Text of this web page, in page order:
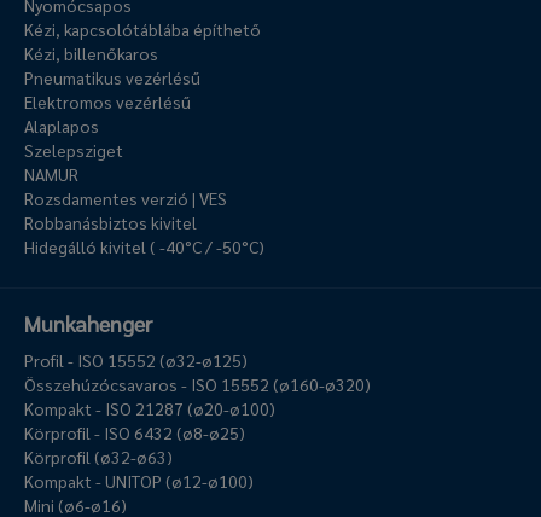
Nyomócsapos
Kézi, kapcsolótáblába építhető
Kézi, billenőkaros
Pneumatikus vezérlésű
Elektromos vezérlésű
Alaplapos
Szelepsziget
NAMUR
Rozsdamentes verzió | VES
Robbanásbiztos kivitel
Hidegálló kivitel ( -40°C / -50°C)
Munkahenger
Profil - ISO 15552 (ø32-ø125)
Összehúzócsavaros - ISO 15552 (ø160-ø320)
Kompakt - ISO 21287 (ø20-ø100)
Körprofil - ISO 6432 (ø8-ø25)
Körprofil (ø32-ø63)
Kompakt - UNITOP (ø12-ø100)
Mini (ø6-ø16)